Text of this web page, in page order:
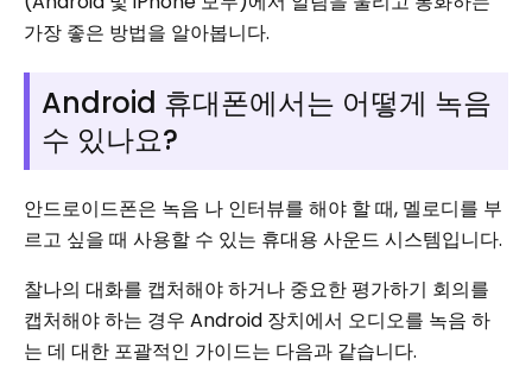
가장 좋은 방법을 알아봅니다.
Android 휴대폰에서는 어떻게 녹음
수 있나요?
안드로이드폰은 녹음 나 인터뷰를 해야 할 때, 멜로디를 부
르고 싶을 때 사용할 수 있는 휴대용 사운드 시스템입니다.
찰나의 대화를 캡처해야 하거나 중요한 평가하기 회의를
캡처해야 하는 경우 Android 장치에서 오디오를 녹음 하
는 데 대한 포괄적인 가이드는 다음과 같습니다.